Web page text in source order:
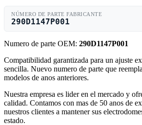
NÚMERO DE PARTE FABRICANTE
290D1147P001
Numero de parte OEM: 290D1147P001
Compatibilidad garantizada para un ajuste
sencilla. Nuevo numero de parte que
modelos de anos anteriores.
Nuestra empresa es lider en el mercado y
calidad. Contamos con mas de 50 anos de
nuestros clientes a mantener sus
estado.